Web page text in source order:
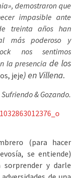
demostraron que
impasible ante
treinta años han
más poderoso y
nos sentimos
la presencia de los
jeje) en Villena.
Sufriendo & Gozando.
(para hacer
se entiende)
sorprender y darle